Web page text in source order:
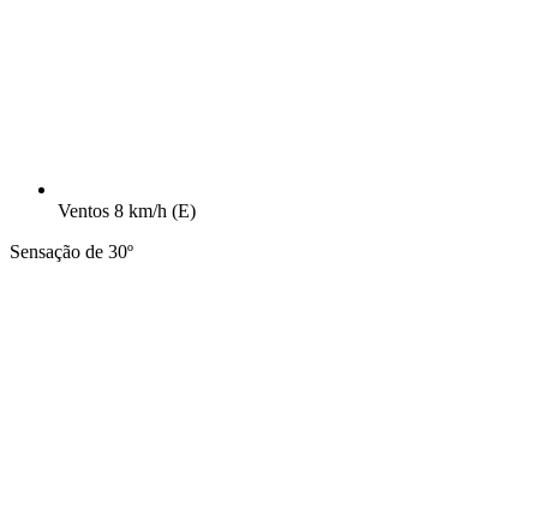
Ventos 8 km/h (E)
Sensação de 30º